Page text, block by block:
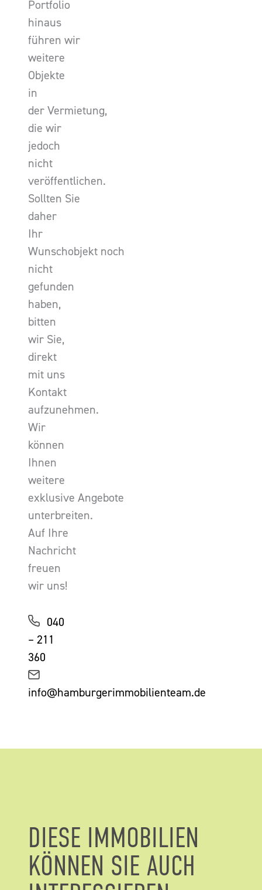
Portfolio
hinaus
führen wir
weitere
Objekte
in
der Vermietung,
die wir
jedoch
nicht
veröffentlichen.
Sollten Sie
daher
Ihr
Wunschobjekt noch
nicht
gefunden
haben,
bitten
wir Sie,
direkt
mit uns
Kontakt
aufzunehmen.
Wir
können
Ihnen
weitere
exklusive Angebote
unterbreiten.
Auf Ihre
Nachricht
freuen
wir uns!
040
– 211
360
info@hamburgerimmobilienteam.de
DIESE IMMOBILIEN
KÖNNEN SIE AUCH